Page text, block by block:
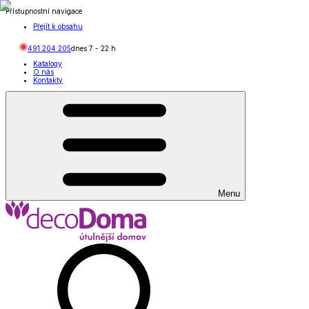
Přístupnostní navigace
Přejít k obsahu
491 204 205dnes 7 - 22 h
Katalogy
O nás
Kontakty
Menu